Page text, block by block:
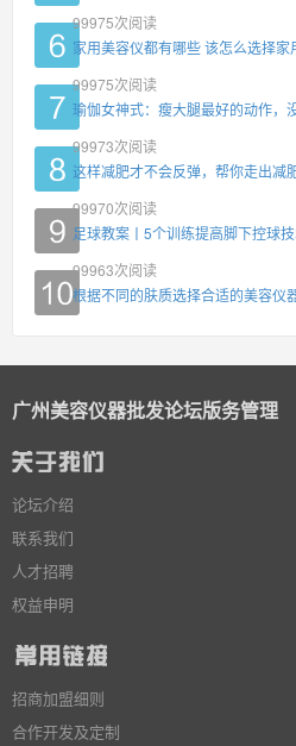
99975次阅读
家用美容仪都有哪些 该怎么选择家
99975次阅读
瑜伽女神式：瘦大腿最好的动作，
99973次阅读
这样减肥才不会反弹，帮你走出减
99970次阅读
足球教案丨5个训练提高脚下控球
99963次阅读
根据不同的肤质选择合适的美容仪
广州美容仪器批发论坛版务管理
论坛介绍
联系我们
人才招聘
权益申明
招商加盟细则
合作开发及定制